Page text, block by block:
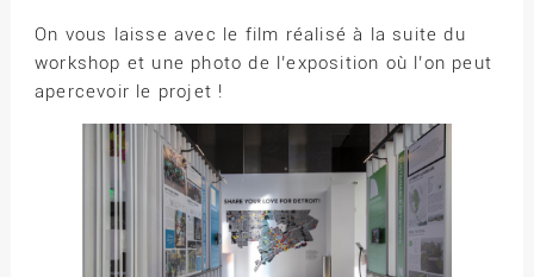
On vous laisse avec le film réalisé à la suite du
workshop et une photo de l’exposition où l’on peut
apercevoir le projet !